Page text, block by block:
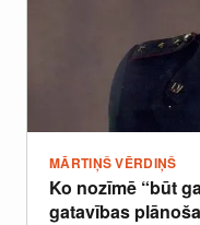
MĀRTIŅŠ VĒRDIŅŠ
Ko nozīmē “būt
gatavības